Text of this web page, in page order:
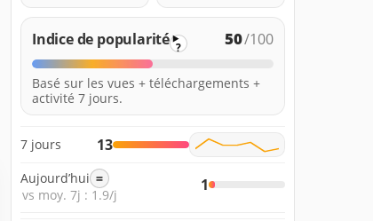
Indice de popularité ? 50/100
Basé sur les vues + téléchargements +
activité 7 jours.
7 jours 13
Aujourd’hui =
vs moy. 7j : 1.9/j
1